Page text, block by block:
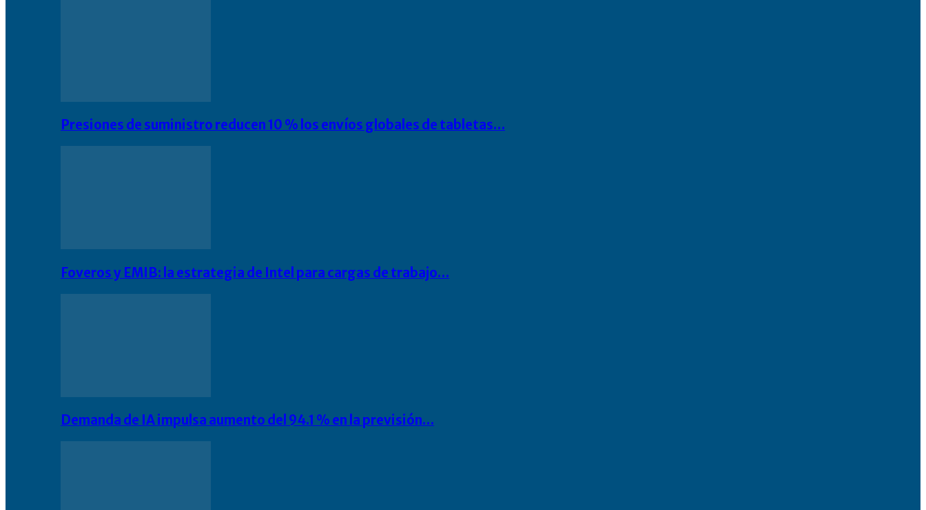
Presiones de suministro reducen 10 % los envíos globales de tabletas…
Foveros y EMIB: la estrategia de Intel para cargas de trabajo…
Demanda de IA impulsa aumento del 94.1 % en la previsión…